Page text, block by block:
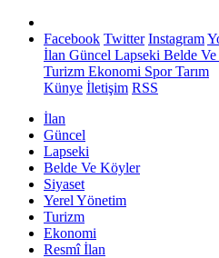
Facebook Twitter Instagram
İlan Güncel Lapseki Belde
Turizm Ekonomi SporTarım
Künye İletişim RSS
İlan
Güncel
Lapseki
Belde Ve Köyler
Siyaset
Yerel Yönetim
Turizm
Ekonomi
Resmî İlan